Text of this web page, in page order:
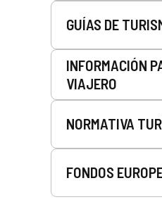
GUÍAS DE
INFORMACIÓN
VIAJERO
NORMATIVA
FONDOS